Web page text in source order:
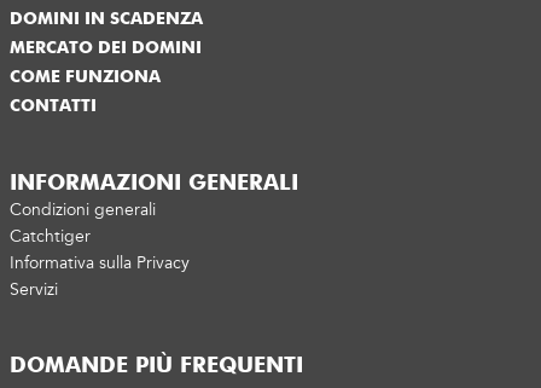
DOMINI IN SCADENZA
MERCATO DEI DOMINI
COME FUNZIONA
CONTATTI
INFORMAZIONI GENERALI
Condizioni generali
Catchtiger
Informativa sulla Privacy
Servizi
DOMANDE PIÙ FREQUENTI